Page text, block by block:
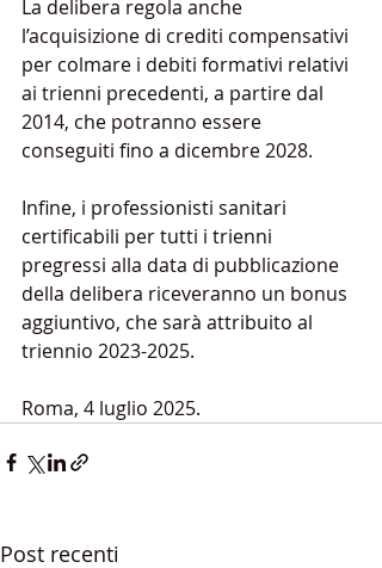
La delibera regola anche
l’acquisizione di crediti compensativi
per colmare i debiti formativi relativi
ai trienni precedenti, a partire dal
2014, che potranno essere
conseguiti fino a dicembre 2028.
Infine, i professionisti sanitari
certificabili per tutti i trienni
pregressi alla data di pubblicazione
della delibera riceveranno un bonus
aggiuntivo, che sarà attribuito al
triennio 2023-2025.
Roma, 4 luglio 2025.
Post recenti